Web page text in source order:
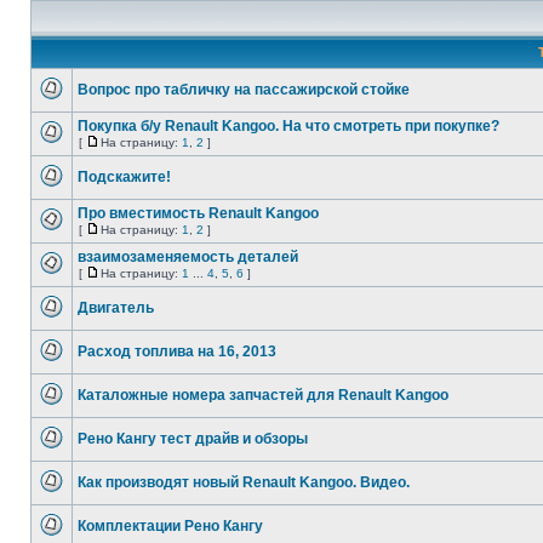
Вопрос про табличку на пассажирской стойке
Покупка б/у Renault Kangoo. На что смотреть при покупке?
[ На страницу: 1 2 ]
Подскажите!
Про вместимость Renault Kangoo
[ На страницу: 1 2 ]
взаимозаменяемость деталей
[ На страницу: 1 4 5 6 ]
Двигатель
Расход топлива на 16, 2013
Каталожные номера запчастей для Renault Kangoo
Рено Кангу тест драйв и обзоры
Как производят новый Renault Kangoo. Видео.
Комплектации Рено Кангу